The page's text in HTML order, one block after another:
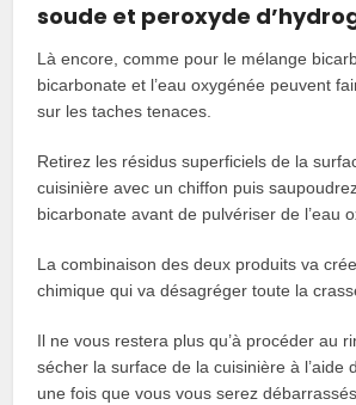
soude et peroxyde
Là encore, comme pour le mélange
bicarbonate et l’eau oxygénée peuvent
sur les taches tenaces.
Retirez les résidus superficiels de la
cuisinière avec un chiffon puis
bicarbonate avant de pulvériser de l’eau
La combinaison des deux produits va
chimique qui va désagréger toute la
Il ne vous restera plus qu’à procéder au
sécher la surface de la cuisinière à l’aide
une fois que vous vous serez